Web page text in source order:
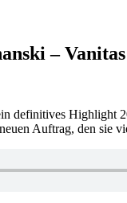
– Vanitas
definitives Highlight
Auftrag, den sie